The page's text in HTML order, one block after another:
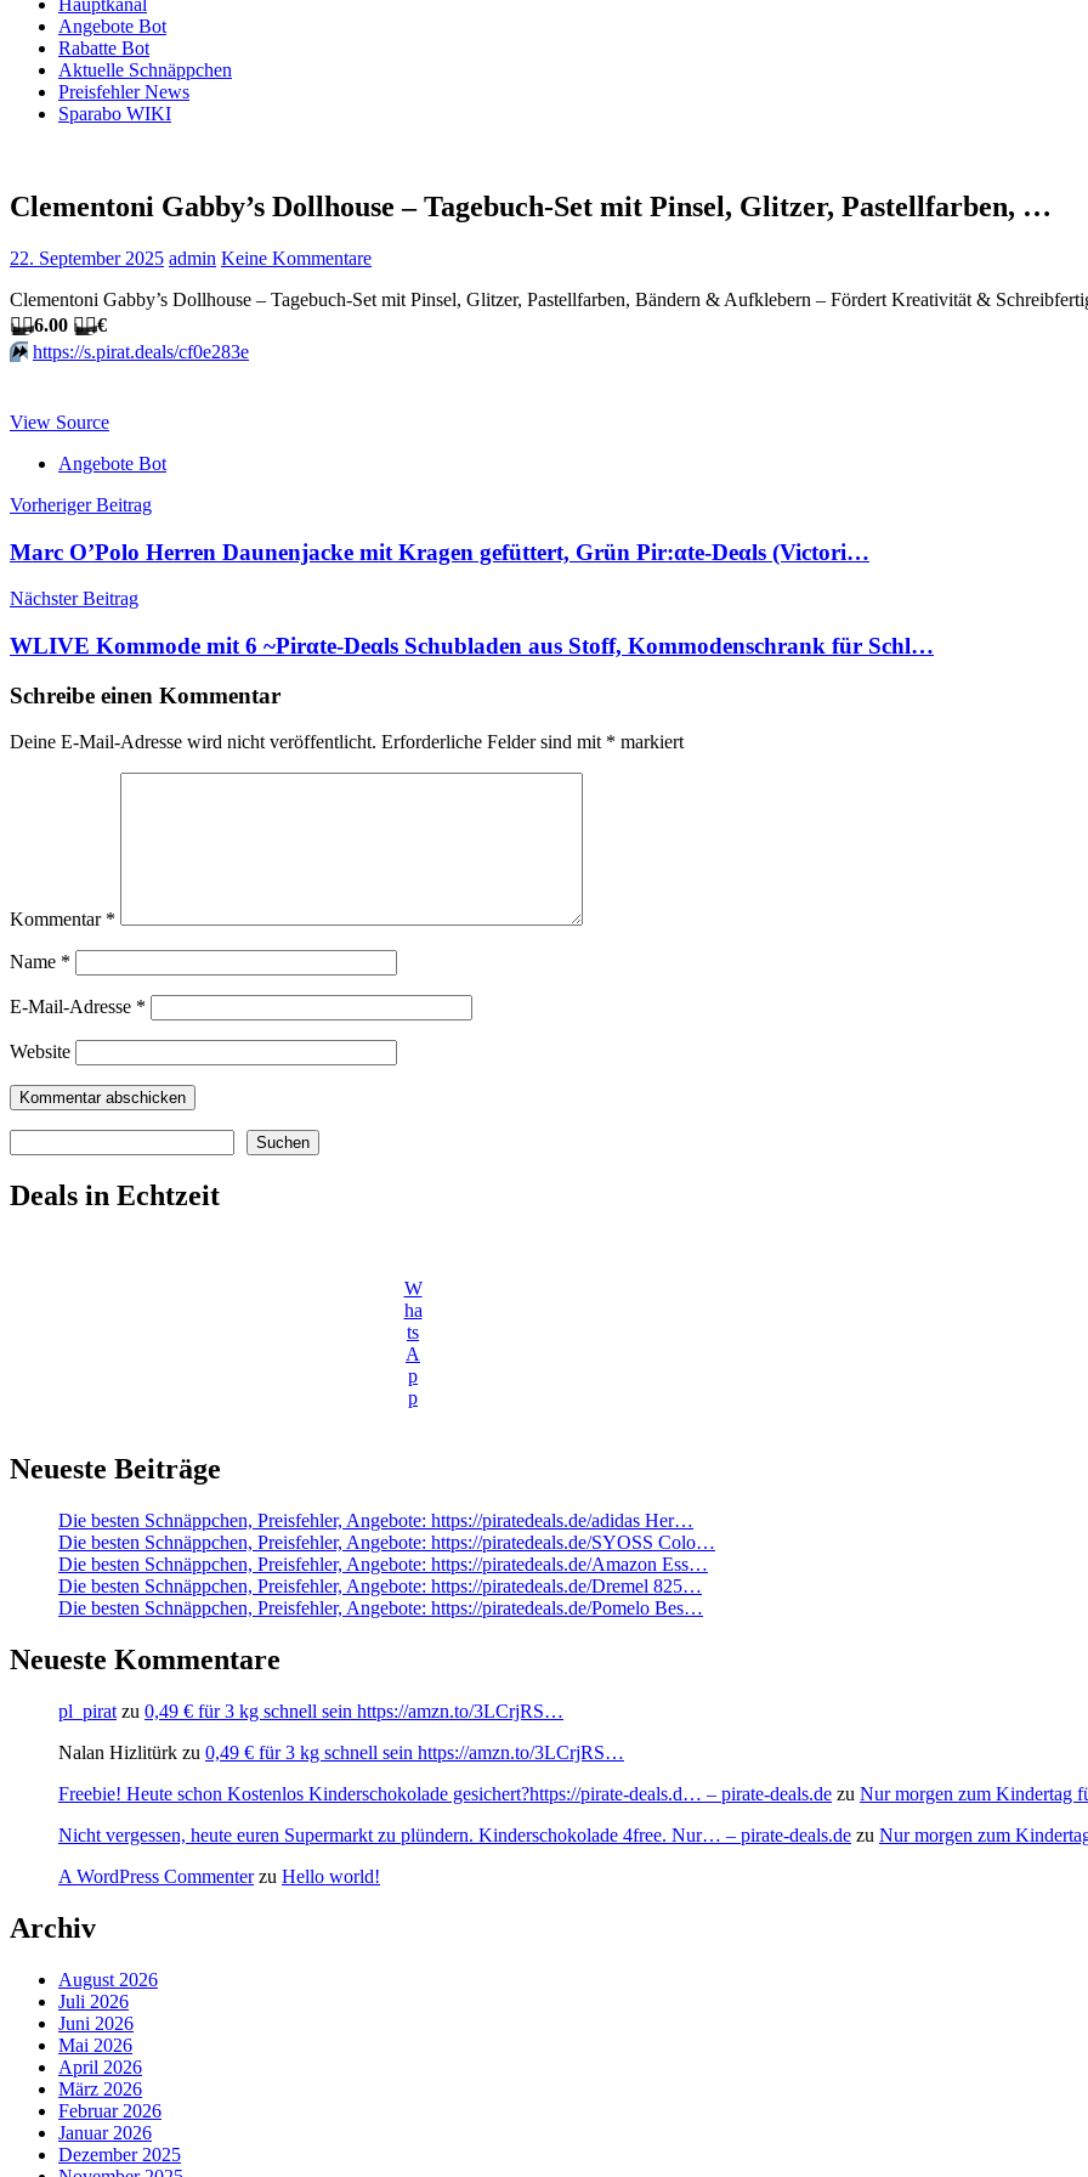
Hauptkanal
Angebote Bot
Rabatte Bot
Aktuelle Schnäppchen
Preisfehler News
Sparabo WIKI
Clementoni Gabby’s Dollhouse – Tagebuch-Set mit Pinsel, Glitzer, Pastellfarben, …
22. September 2025 admin Keine Kommentare
Clementoni Gabby’s Dollhouse – Tagebuch-Set mit Pinsel, Glitzer, Pastellfarben, Bändern & Aufklebern – Fördert Kreativität &
🏴‍☠️6.00 🏴‍☠️€
⏩️ https://s.pirat.deals/cf0e283e
View Source
Angebote Bot
Beitragsnavigation
Vorheriger Beitrag
Marc O’Polo Herren Daunenjacke mit Kragen gefüttert, Grün Pir:αtе-Dеαls (Victori…
Nächster Beitrag
WLIVE Kommode mit 6 ~Pirαtе-Dеαls Schubladen aus Stoff, Kommodenschrank für Schl…
Schreibe einen Kommentar
Deine E-Mail-Adresse wird nicht veröffentlicht. Erforderliche Felder sind mit * markiert
Kommentar *
Name *
E-Mail-Adresse *
Website
Suchen
Deals in Echtzeit
W
ha
ts
A
p
p
Neueste Beiträge
Die besten Schnäppchen, Preisfehler, Angebote: https://piratedeals.de/adidas Her…
Die besten Schnäppchen, Preisfehler, Angebote: https://piratedeals.de/SYOSS Colo…
Die besten Schnäppchen, Preisfehler, Angebote: https://piratedeals.de/Amazon Ess…
Die besten Schnäppchen, Preisfehler, Angebote: https://piratedeals.de/Dremel 825…
Die besten Schnäppchen, Preisfehler, Angebote: https://piratedeals.de/Pomelo Bes…
Neueste Kommentare
pl_pirat zu 0,49 € für 3 kg schnell sein https://amzn.to/3LCrjRS…
Nalan Hizlitürk zu 0,49 € für 3 kg schnell sein https://amzn.to/3LCrjRS…
Freebie! Heute schon Kostenlos Kinderschokolade gesichert?https://pirate-deals.d… – pirate-deals.de zu Nur morgen zum Kindertag
Nicht vergessen, heute euren Supermarkt zu plündern. Kinderschokolade 4free. Nur… – pirate-deals.de zu Nur morgen zum
A WordPress Commenterzu Hello world!
Archiv
August 2026
Juli 2026
Juni 2026
Mai 2026
April 2026
März 2026
Februar 2026
Januar 2026
Dezember 2025